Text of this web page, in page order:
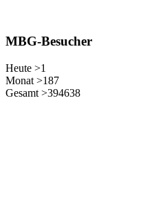
MBG-Besucher
Heute >1
Monat >187
Gesamt >394638